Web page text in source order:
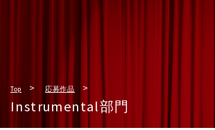
Top 応募作品
Instrumental部門